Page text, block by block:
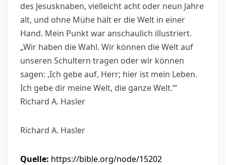
des Jesusknaben, vielleicht acht oder neun Jahre
alt, und ohne Mühe hält er die Welt in einer
Hand. Mein Punkt war anschaulich illustriert.
„Wir haben die Wahl. Wir können die Welt auf
unseren Schultern tragen oder wir können
sagen: ‚Ich gebe auf, Herr; hier ist mein Leben.
Ich gebe dir meine Welt, die ganze Welt.‘“
Richard A. Hasler
Richard A. Hasler
Quelle: https://bible.org/node/15202